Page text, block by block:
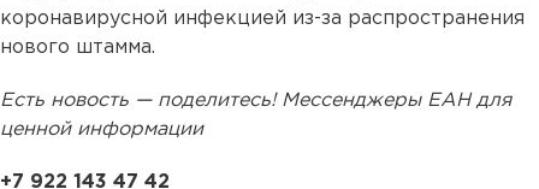
коронавирусной инфекцией из-за распространения
нового штамма.
Есть новость — поделитесь! Мессенджеры ЕАН для
ценной информации
+7 922 143 47 42